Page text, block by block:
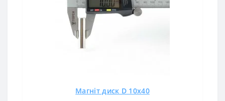
Магніт диск D 10х40